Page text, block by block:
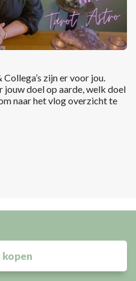
zijn er voor jou.
doel op aarde, welk doel
naar het vlog overzicht te